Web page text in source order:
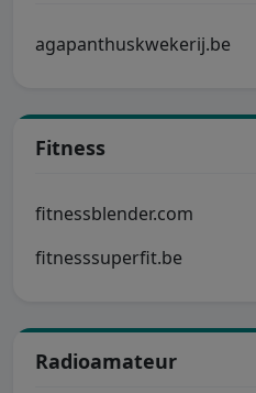
agapanthuskwekerij.be
Fitness
fitnessblender.com
fitnesssuperfit.be
Radioamateur